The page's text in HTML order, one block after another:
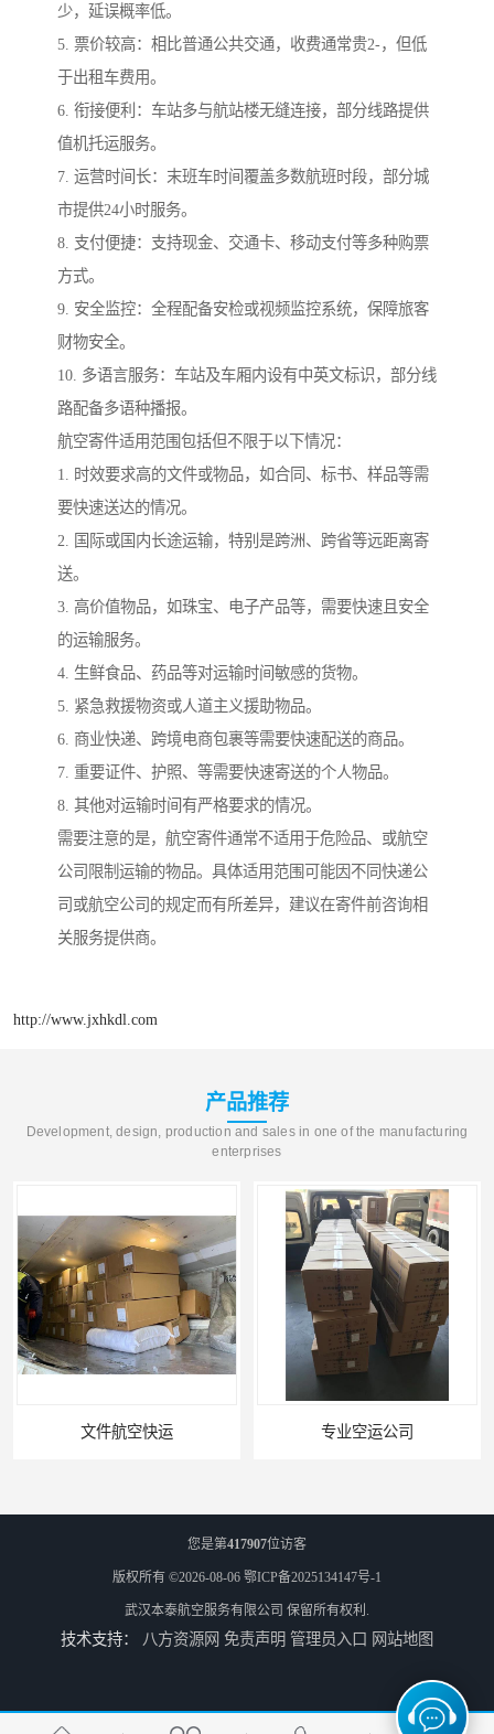
少，延误概率低。
5. 票价较高：相比普通公共交通，收费通常贵2-，但低
于出租车费用。
6. 衔接便利：车站多与航站楼无缝连接，部分线路提供
值机托运服务。
7. 运营时间长：末班车时间覆盖多数航班时段，部分城
市提供24小时服务。
8. 支付便捷：支持现金、交通卡、移动支付等多种购票
方式。
9. 安全监控：全程配备安检或视频监控系统，保障旅客
财物安全。
10. 多语言服务：车站及车厢内设有中英文标识，部分线
路配备多语种播报。
航空寄件适用范围包括但不限于以下情况：
1. 时效要求高的文件或物品，如合同、标书、样品等需
要快速送达的情况。
2. 国际或国内长途运输，特别是跨洲、跨省等远距离寄
送。
3. 高价值物品，如珠宝、电子产品等，需要快速且安全
的运输服务。
4. 生鲜食品、药品等对运输时间敏感的货物。
5. 紧急救援物资或人道主义援助物品。
6. 商业快递、跨境电商包裹等需要快速配送的商品。
7. 重要证件、护照、等需要快速寄送的个人物品。
8. 其他对运输时间有严格要求的情况。
需要注意的是，航空寄件通常不适用于危险品、或航空
公司限制运输的物品。具体适用范围可能因不同快递公
司或航空公司的规定而有所差异，建议在寄件前咨询相
关服务提供商。
http://www.jxhkdl.com
产品推荐
Development, design, production and sales in one of the manufacturing
enterprises
文件航空快运 专业空运公司
武汉机场货运站电话 西宁航空物流
您是第417907位访客
版权所有 ©2026-08-06 鄂ICP备2025134147号-1
武汉本泰航空服务有限公司 保留所有权利.
技术支持： 八方资源网 免责声明 管理员入口 网站地图